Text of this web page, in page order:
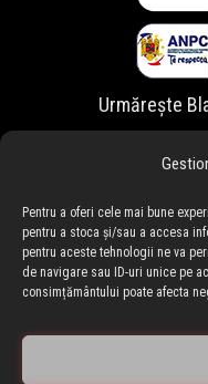
Pentru a oferi cele mai bune
pentru a stoca și/sau a accesa
pentru aceste tehnologii ne va
de navigare sau ID-uri unice pe
consimțământului poate afecta
Urmărește